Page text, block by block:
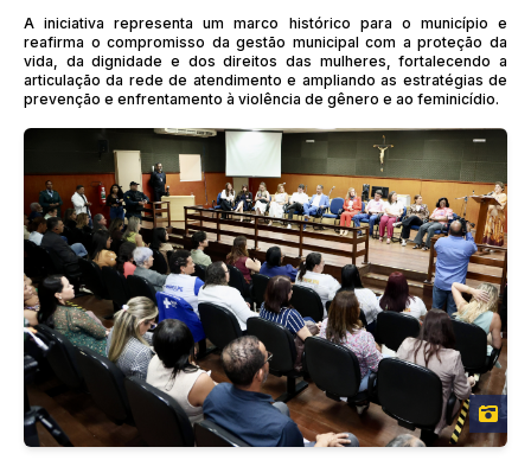
A iniciativa representa um marco histórico para o município e
reafirma o compromisso da gestão municipal com a proteção da
vida, da dignidade e dos direitos das mulheres, fortalecendo a
articulação da rede de atendimento e ampliando as estratégias de
prevenção e enfrentamento à violência de gênero e ao feminicídio.